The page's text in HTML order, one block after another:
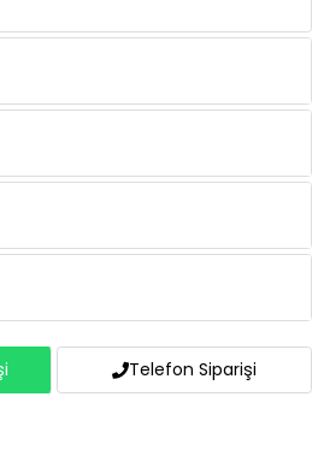
Telefon Siparişi